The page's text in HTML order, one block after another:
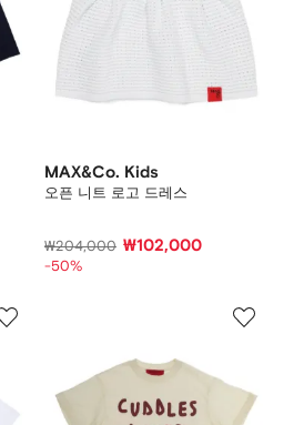
MAX&Co. Kids
오픈 니트 로고 드레스
₩204,000 ₩102,000
-50%